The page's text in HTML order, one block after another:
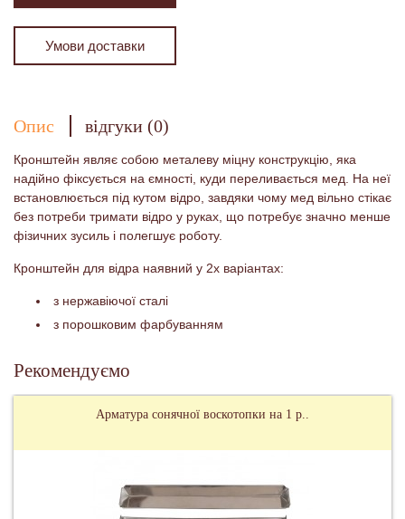
Умови доставки
Опис відгуки (0)
Кронштейн являє собою металеву міцну конструкцію, яка
надійно фіксується на ємності, куди переливається мед. На неї
встановлюється під кутом відро, завдяки чому мед вільно стікає
без потреби тримати відро у руках, що потребує значно менше
фізичних зусиль і полегшує роботу.
Кронштейн для відра наявний у 2х варіантах:
з нержавіючої сталі
з порошковим фарбуванням
Рекомендуємо
Арматура сонячної воскотопки на 1 р..